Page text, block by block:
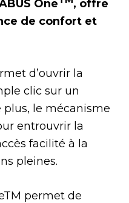
One
, offre
de confort et
d’ouvrir la
clic sur un
le mécanisme
entrouvrir la
facilité à la
pleines.
permet de